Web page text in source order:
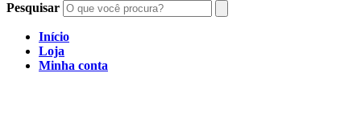
Pesquisar
Início
Loja
Minha conta